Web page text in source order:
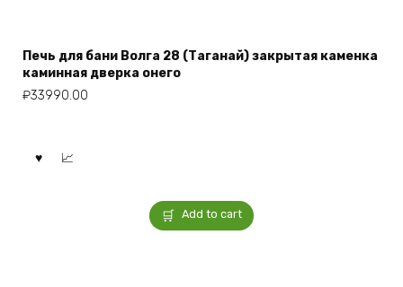
Печь для бани Волга 28 (Таганай) закрытая каменка
каминная дверка онего
₽33990.00
Add to cart